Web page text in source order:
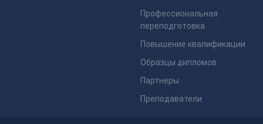
Профессиональная
переподготовка
Повышение квалификации
Образцы дипломов
Партнеры
Преподаватели